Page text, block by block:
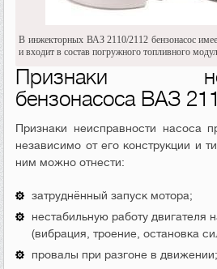
В инжекторных ВАЗ 2110/2112 бензонасос
и входит в состав погружного топливного
Признаки
бензонасоса ВАЗ
Признаки неисправности насоса
независимо от его конструкции и
ним можно отнести:
затруднённый запуск мотора;
нестабильную работу двигателя
(вибрация, троение, остановка
провалы при разгоне в движении;